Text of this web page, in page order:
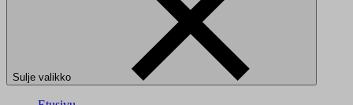
Sulje valikko